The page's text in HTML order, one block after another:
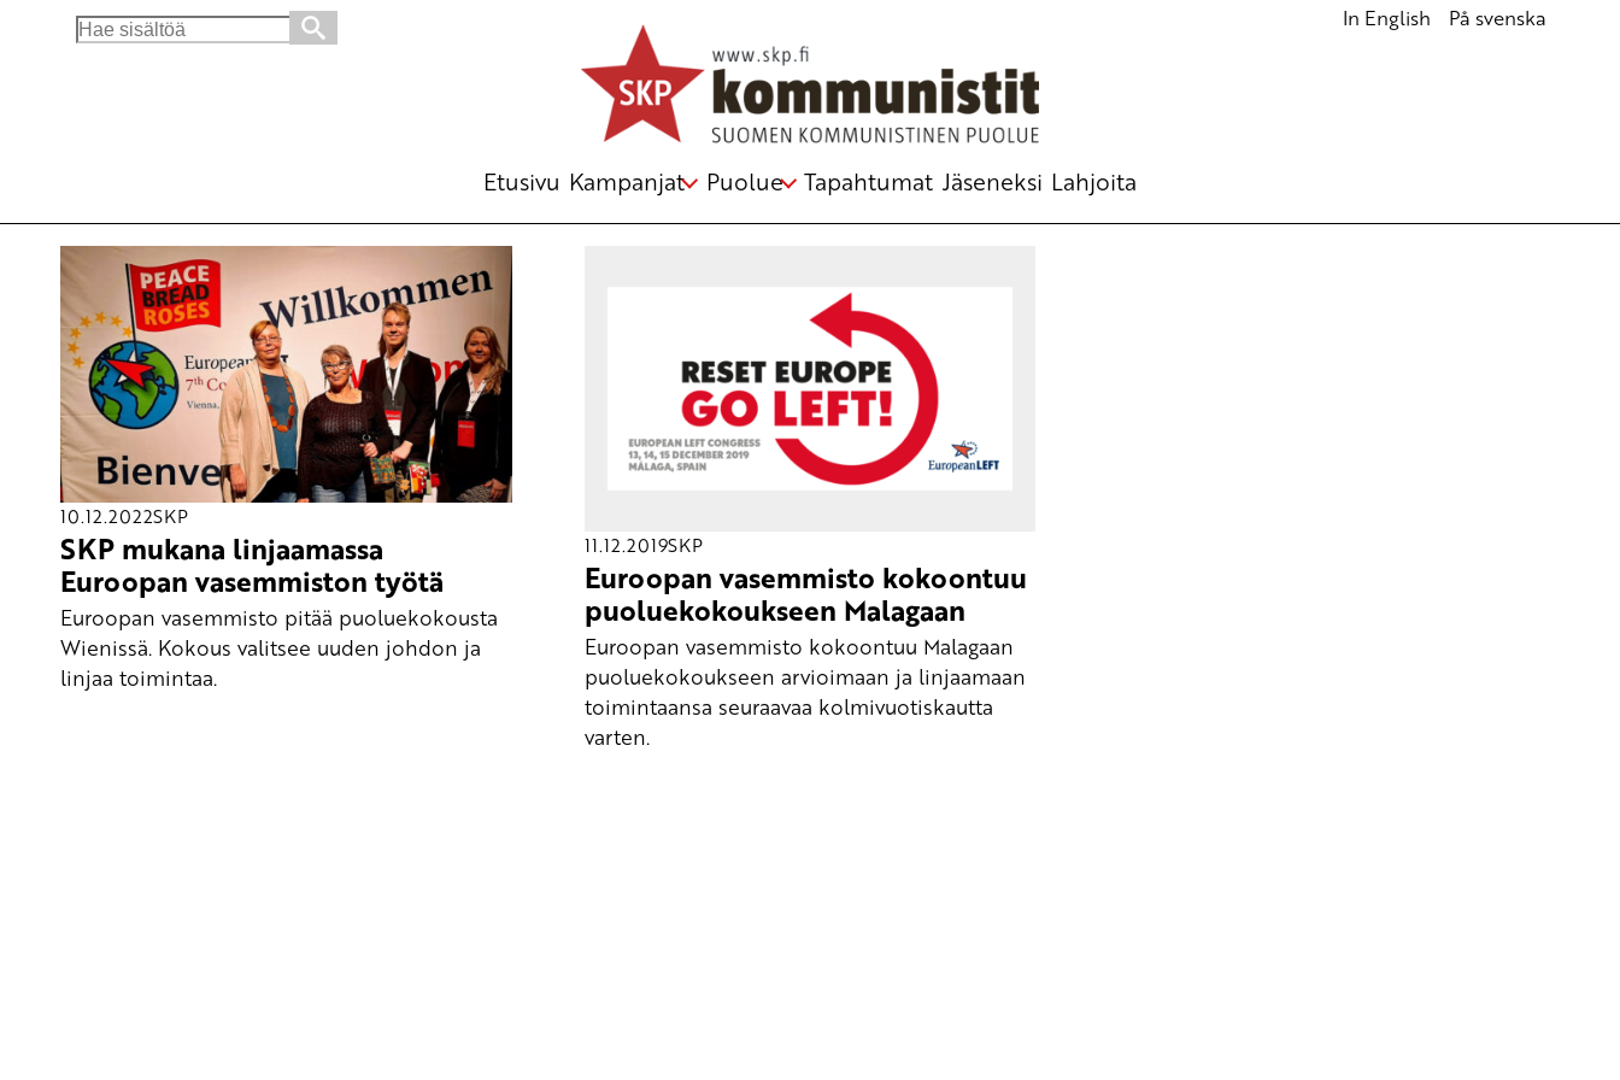
Search
In English På svenska
Etusivu Kampanjat Puolue Tapahtumat Jäseneksi Lahjoita
Avainsana
puoluekokous
10.12.2022SKP
SKP mukana linjaamassa
Euroopan vasemmiston työtä
Euroopan vasemmisto pitää puoluekokousta
Wienissä. Kokous valitsee uuden johdon ja
linjaa toimintaa.
11.12.2019SKP
Euroopan vasemmisto kokoontuu
puoluekokoukseen Malagaan
Euroopan vasemmisto kokoontuu Malagaan
puoluekokoukseen arvioimaan ja linjaamaan
toimintaansa seuraavaa kolmivuotiskautta
varten.